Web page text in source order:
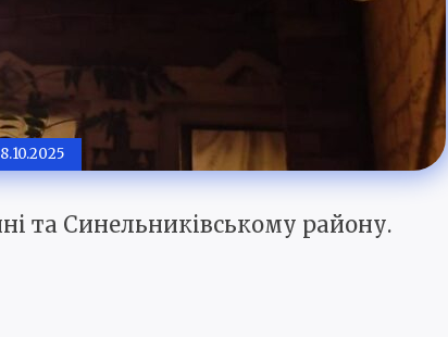
та Синельниківському району.